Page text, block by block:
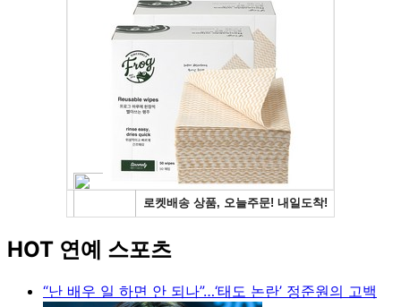
HOT 연예 스포츠
“난 배우 일 하면 안 되나”…‘태도 논란’ 정준원의 고백